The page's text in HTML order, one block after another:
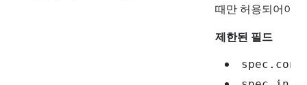
때만 허용되어야
제한된 필드